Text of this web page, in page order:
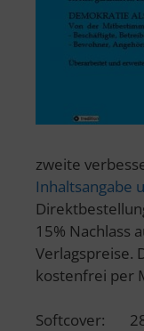
zweite
Inhaltsangabe
15% Nachlass
Verlagspreise.
kostenfrei per
Softcover: